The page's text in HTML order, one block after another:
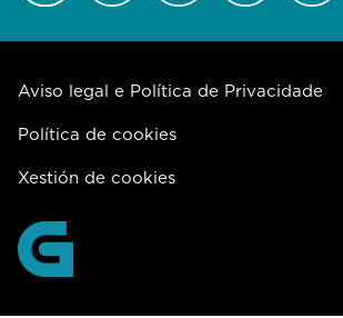
Aviso legal e Política de Privacidade
Política de cookies
Xestión de cookies